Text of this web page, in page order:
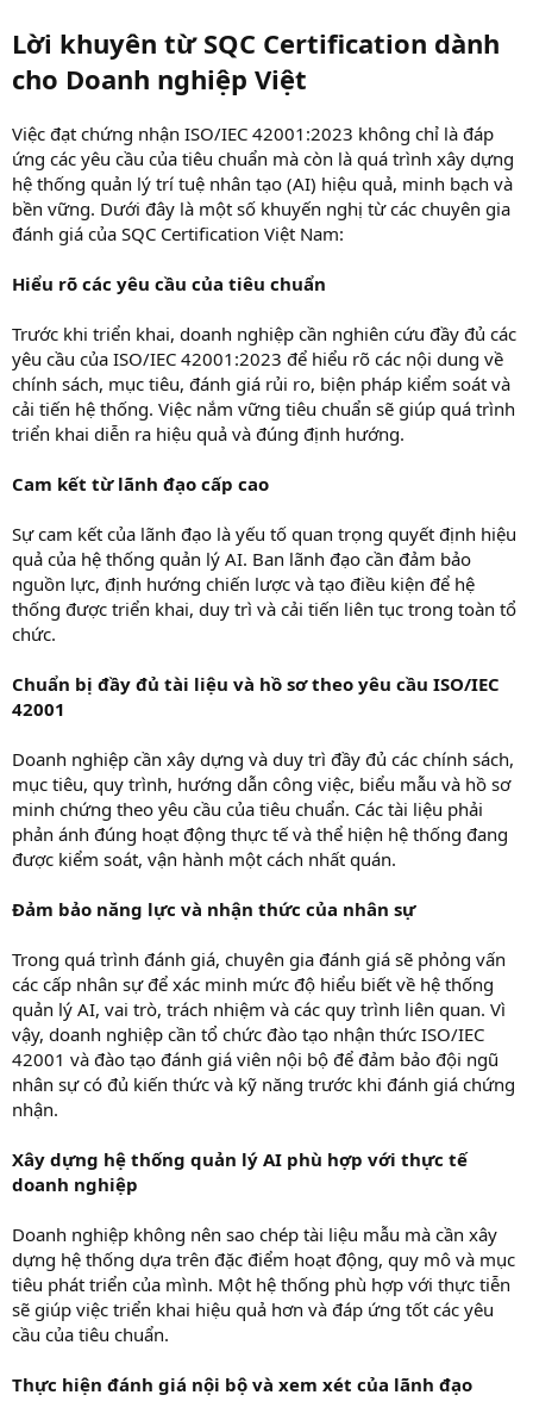
Lời khuyên từ SQC Certification dành
cho Doanh nghiệp Việt
Việc đạt chứng nhận ISO/IEC 42001:2023 không chỉ là đáp
ứng các yêu cầu của tiêu chuẩn mà còn là quá trình xây dựng
hệ thống quản lý trí tuệ nhân tạo (AI) hiệu quả, minh bạch và
bền vững. Dưới đây là một số khuyến nghị từ các chuyên gia
đánh giá của SQC Certification Việt Nam:
Hiểu rõ các yêu cầu của tiêu chuẩn
Trước khi triển khai, doanh nghiệp cần nghiên cứu đầy đủ các
yêu cầu của ISO/IEC 42001:2023 để hiểu rõ các nội dung về
chính sách, mục tiêu, đánh giá rủi ro, biện pháp kiểm soát và
cải tiến hệ thống. Việc nắm vững tiêu chuẩn sẽ giúp quá trình
triển khai diễn ra hiệu quả và đúng định hướng.
Cam kết từ lãnh đạo cấp cao
Sự cam kết của lãnh đạo là yếu tố quan trọng quyết định hiệu
quả của hệ thống quản lý AI. Ban lãnh đạo cần đảm bảo
nguồn lực, định hướng chiến lược và tạo điều kiện để hệ
thống được triển khai, duy trì và cải tiến liên tục trong toàn tổ
chức.
Chuẩn bị đầy đủ tài liệu và hồ sơ theo yêu cầu ISO/IEC
42001
Doanh nghiệp cần xây dựng và duy trì đầy đủ các chính sách,
mục tiêu, quy trình, hướng dẫn công việc, biểu mẫu và hồ sơ
minh chứng theo yêu cầu của tiêu chuẩn. Các tài liệu phải
phản ánh đúng hoạt động thực tế và thể hiện hệ thống đang
được kiểm soát, vận hành một cách nhất quán.
Đảm bảo năng lực và nhận thức của nhân sự
Trong quá trình đánh giá, chuyên gia đánh giá sẽ phỏng vấn
các cấp nhân sự để xác minh mức độ hiểu biết về hệ thống
quản lý AI, vai trò, trách nhiệm và các quy trình liên quan. Vì
vậy, doanh nghiệp cần tổ chức đào tạo nhận thức ISO/IEC
42001 và đào tạo đánh giá viên nội bộ để đảm bảo đội ngũ
nhân sự có đủ kiến thức và kỹ năng trước khi đánh giá chứng
nhận.
Xây dựng hệ thống quản lý AI phù hợp với thực tế
doanh nghiệp
Doanh nghiệp không nên sao chép tài liệu mẫu mà cần xây
dựng hệ thống dựa trên đặc điểm hoạt động, quy mô và mục
tiêu phát triển của mình. Một hệ thống phù hợp với thực tiễn
sẽ giúp việc triển khai hiệu quả hơn và đáp ứng tốt các yêu
cầu của tiêu chuẩn.
Thực hiện đánh giá nội bộ và xem xét của lãnh đạo